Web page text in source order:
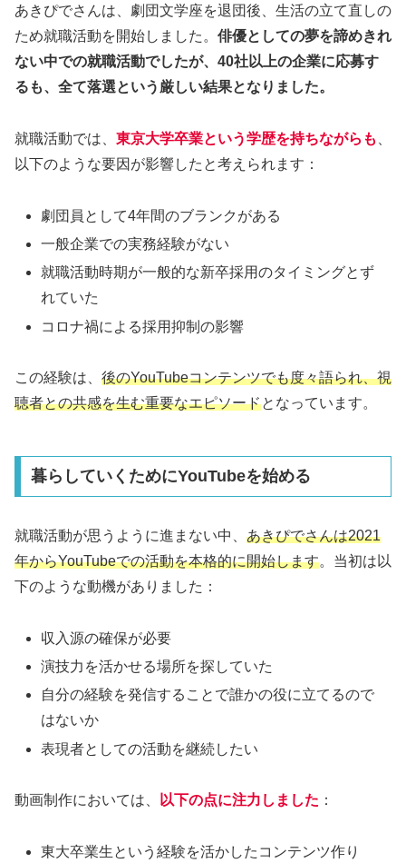
あきぴでさんは、劇団文学座を退団後、生活の立て直しの
ため就職活動を開始しました。 俳優としての夢を諦めきれ
ない中での就職活動でしたが、40社以上の企業に応募す
るも、全て落選という厳しい結果となりました。
就職活動では、 東京大学卒業という学歴を持ちながらも
以下のような要因が影響したと考えられます：
劇団員として4年間のブランクがある
一般企業での実務経験がない
就職活動時期が一般的な新卒採用のタイミングとず
れていた
コロナ禍による採用抑制の影響
この経験は、 後のYouTubeコンテンツでも度々語られ、視
聴者との共感を生む重要なエピソードとなっています。
暮らしていくためにYouTubeを始める
就職活動が思うように進まない中、 あきぴでさんは2021
年からYouTubeでの活動を本格的に開始します。当初は以
下のような動機がありました：
収入源の確保が必要
演技力を活かせる場所を探していた
自分の経験を発信することで誰かの役に立てるので
はないか
表現者としての活動を継続したい
動画制作においては、 以下の点に注力しました ：
東大卒業生という経験を活かしたコンテンツ作り